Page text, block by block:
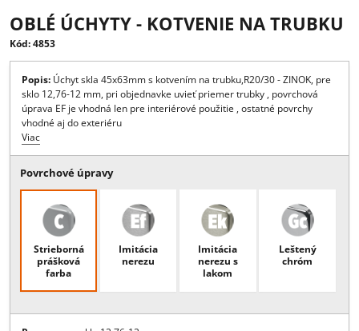
OBLÉ ÚCHYTY - KOTVENIE NA
Kód: 4853
Popis:Úchyt skla 45x63mm s kotvením na trubku,R20/30 - ZINOK,
sklo 12,76-12 mm, pri objednavke uvieť priemer trubky , povrchová
úprava EF je vhodná len pre interiérové použitie , ostatné povrchy
Viac
Povrchové úpravy